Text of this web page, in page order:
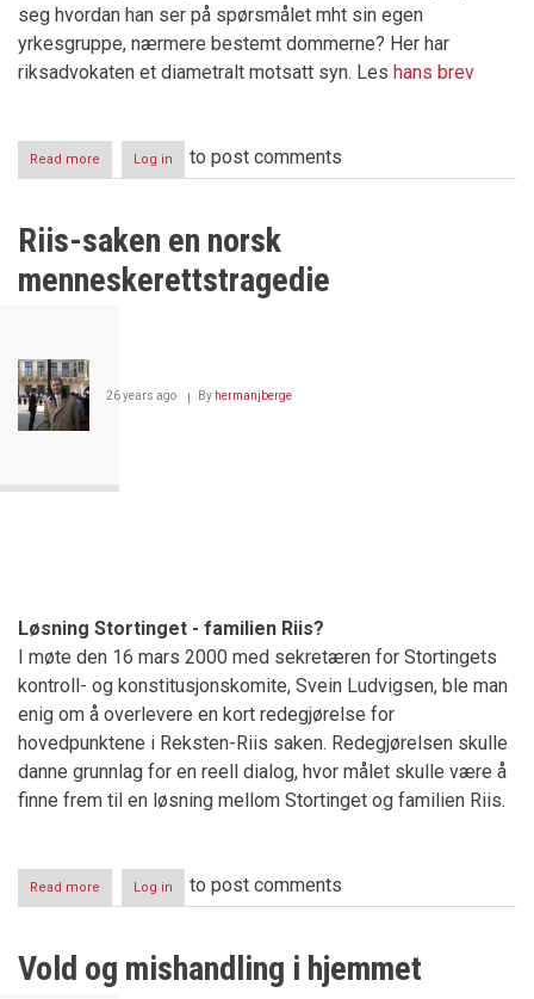
seg hvordan han ser på spørsmålet mht sin egen
yrkesgruppe, nærmere bestemt dommerne? Her har
riksadvokaten et diametralt motsatt syn. Les hans brev
Read more
Leger
-
går
Log in to post comments
Riis-saken en norsk
menneskerettstragedie
26 years ago By hermanjberge
Løsning Stortinget - familien Riis?
I møte den 16 mars 2000 med sekretæren for Stortingets
kontroll- og konstitusjonskomite, Svein Ludvigsen, ble man
enig om å overlevere en kort redegjørelse for
hovedpunktene i Reksten-Riis saken. Redegjørelsen skulle
danne grunnlag for en reell dialog, hvor målet skulle være å
finne frem til en løsning mellom Stortinget og familien Riis.
Read more about
Riis-
norsk
menneskerettstragedie
Log in to post comments
Vold og mishandling i hjemmet